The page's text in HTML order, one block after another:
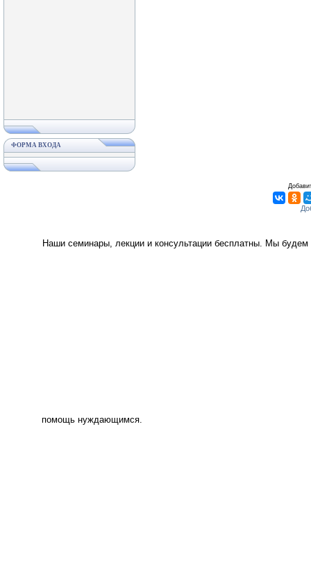
ФОРМА ВХОДА
Наши семинары, лекции и консультации бесплатны. Мы
помощь нуждающимся.